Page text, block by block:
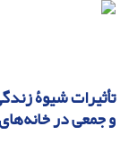
تأثیرات شیوۀ
و جمعی در